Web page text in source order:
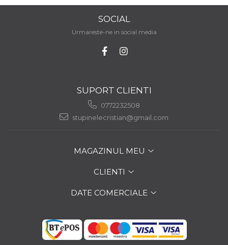
lumânări
Lumânări rustice din
ceară de albine
SOCIAL
Urmareste-ne in social media
SUPORT CLIENTI
0772232508
stupinelecristian@gmail.com
MAGAZINUL MEU
CLIENTI
DATE COMERCIALE